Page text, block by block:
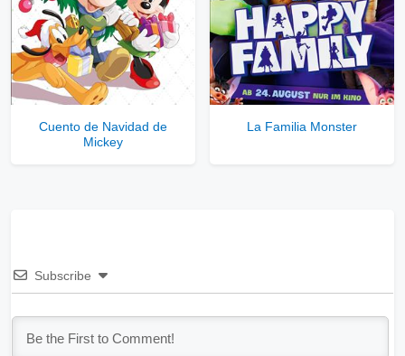
Cuento de Navidad de
Mickey
La Familia Monster
Subscribe